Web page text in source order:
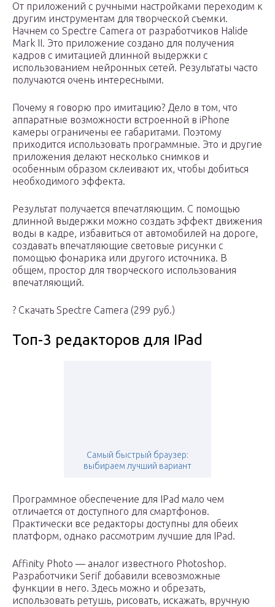
От приложений с ручными настройками переходим к
другим инструментам для творческой съемки.
Начнем со Spectre Camera от разработчиков Halide
Mark II. Это приложение создано для получения
кадров с имитацией длинной выдержки с
использованием нейронных сетей. Результаты часто
получаются очень интересными.
Почему я говорю про имитацию? Дело в том, что
аппаратные возможности встроенной в iPhone
камеры ограничены ее габаритами. Поэтому
приходится использовать программные. Это и другие
приложения делают несколько снимков и
особенным образом склеивают их, чтобы добиться
необходимого эффекта.
Результат получается впечатляющим. С помощью
длинной выдержки можно создать эффект движения
воды в кадре, избавиться от автомобилей на дороге,
создавать впечатляющие световые рисунки с
помощью фонарика или другого источника. В
общем, простор для творческого использования
впечатляющий.
? Скачать Spectre Camera (299 руб.)
Топ-3 редакторов для IPad
Самый быстрый браузер:
выбираем лучший вариант
Программное обеспечение для IPad мало чем
отличается от доступного для смартфонов.
Практически все редакторы доступны для обеих
платформ, однако рассмотрим лучшие для IPad.
Affinity Photo — аналог известного Photoshop.
Разработчики Serif добавили всевозможные
функции в него. Здесь можно и обрезать,
использовать ретушь, рисовать, искажать, вручную